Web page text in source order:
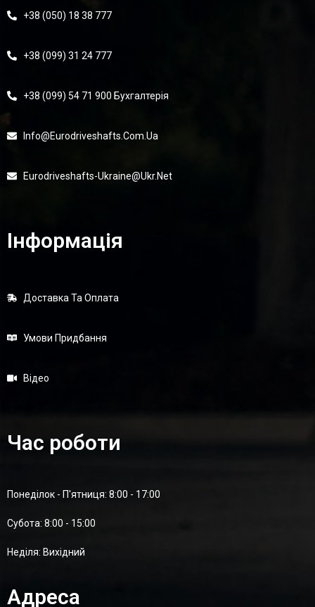
+38 (050) 18 38 777
+38 (099) 31 24 777
+38 (099) 54 71 900 Бухгалтерія
Info@eurodriveshafts.com.ua
Eurodriveshafts-Ukraine@ukr.net
Інформація
Доставка Та Оплата
Умови Придбання
Відео
Час роботи
Понеділок - П'ятниця: 8:00 - 17:00
Суботa: 8:00 - 15:00
Неділя: Вихідний
Адреса